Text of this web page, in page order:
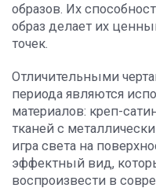
образов. Их
образ делает их
точек.
Отличительными
периода являются
материалов: креп-
тканей с
игра света на
эффектный вид,
воспроизвести в